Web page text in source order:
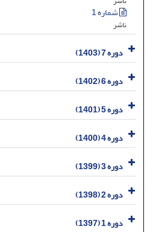
شماره 1
ناشر
دوره 7 (1403)
دوره 6 (1402)
دوره 5 (1401)
دوره 4 (1400)
دوره 3 (1399)
دوره 2 (1398)
دوره 1 (1397)